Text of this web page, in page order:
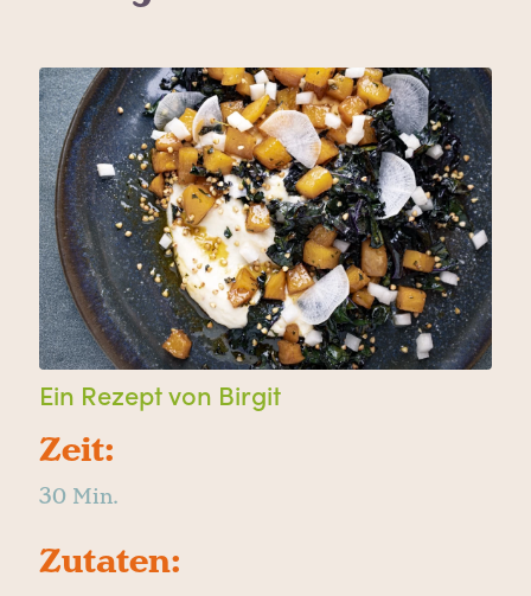
Ein Rezept von Birgit
Zeit:
30 Min.
Zutaten: